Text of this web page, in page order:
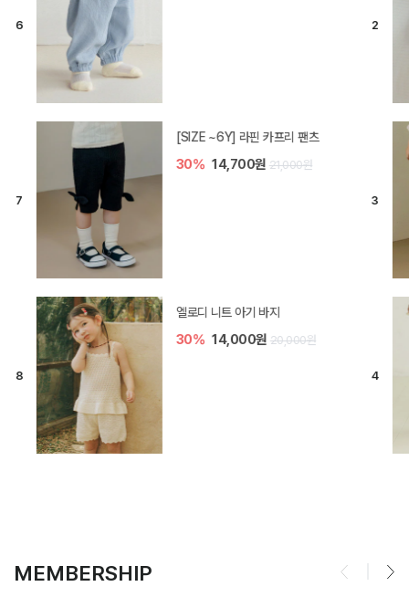
[SIZE ~6Y] 라핀 카프리 팬츠
30% 14,700원 21,000원
엘로디 니트 아기 바지
30% 14,000원 20,000원
MEMBERSHIP